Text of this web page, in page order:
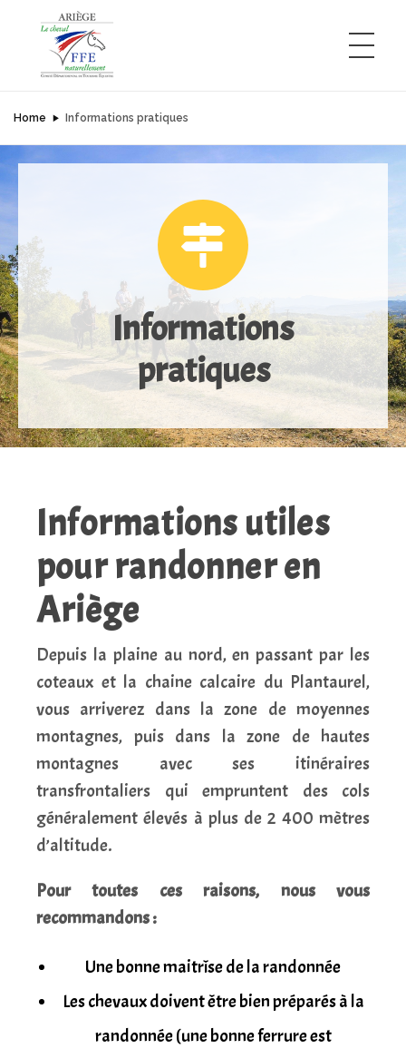
Comité Départemental de Tourisme Équestre de l'Ariège
L'Ariège à cheval
Home Informations pratiques
Informations
pratiques
Informations utiles
pour randonner en
Ariège
Depuis la plaine au nord, en passant par les
coteaux et la chaine calcaire du Plantaurel,
vous arriverez dans la zone de moyennes
montagnes, puis dans la zone de hautes
montagnes avec ses itinéraires
transfrontaliers qui empruntent des cols
généralement élevés à plus de 2 400 mètres
d’altitude.
Pour toutes ces raisons, nous vous
recommandons :
Une bonne maitrîse de la randonnée
Les chevaux doivent être bien préparés à la
randonnée (une bonne ferrure est